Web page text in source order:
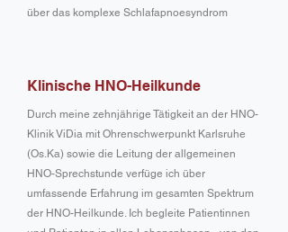
über das komplexe Schlafapnoesyndrom
Klinische HNO-Heilkunde
Durch meine zehnjährige Tätigkeit an der HNO-
Klinik ViDia mit Ohrenschwerpunkt Karlsruhe
(Os.Ka) sowie die Leitung der allgemeinen
HNO-Sprechstunde verfüge ich über
umfassende Erfahrung im gesamten Spektrum
der HNO-Heilkunde. Ich begleite Patientinnen